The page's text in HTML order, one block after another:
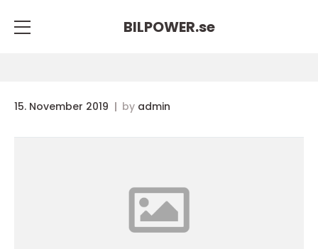
BILPOWER.se
15. November 2019 by admin